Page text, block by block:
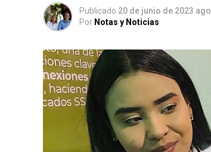
Publicado 20 de junio de 2023 ago
Por Notas y Noticias